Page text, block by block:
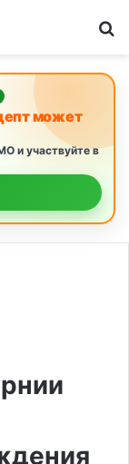
может
и участвуйте в